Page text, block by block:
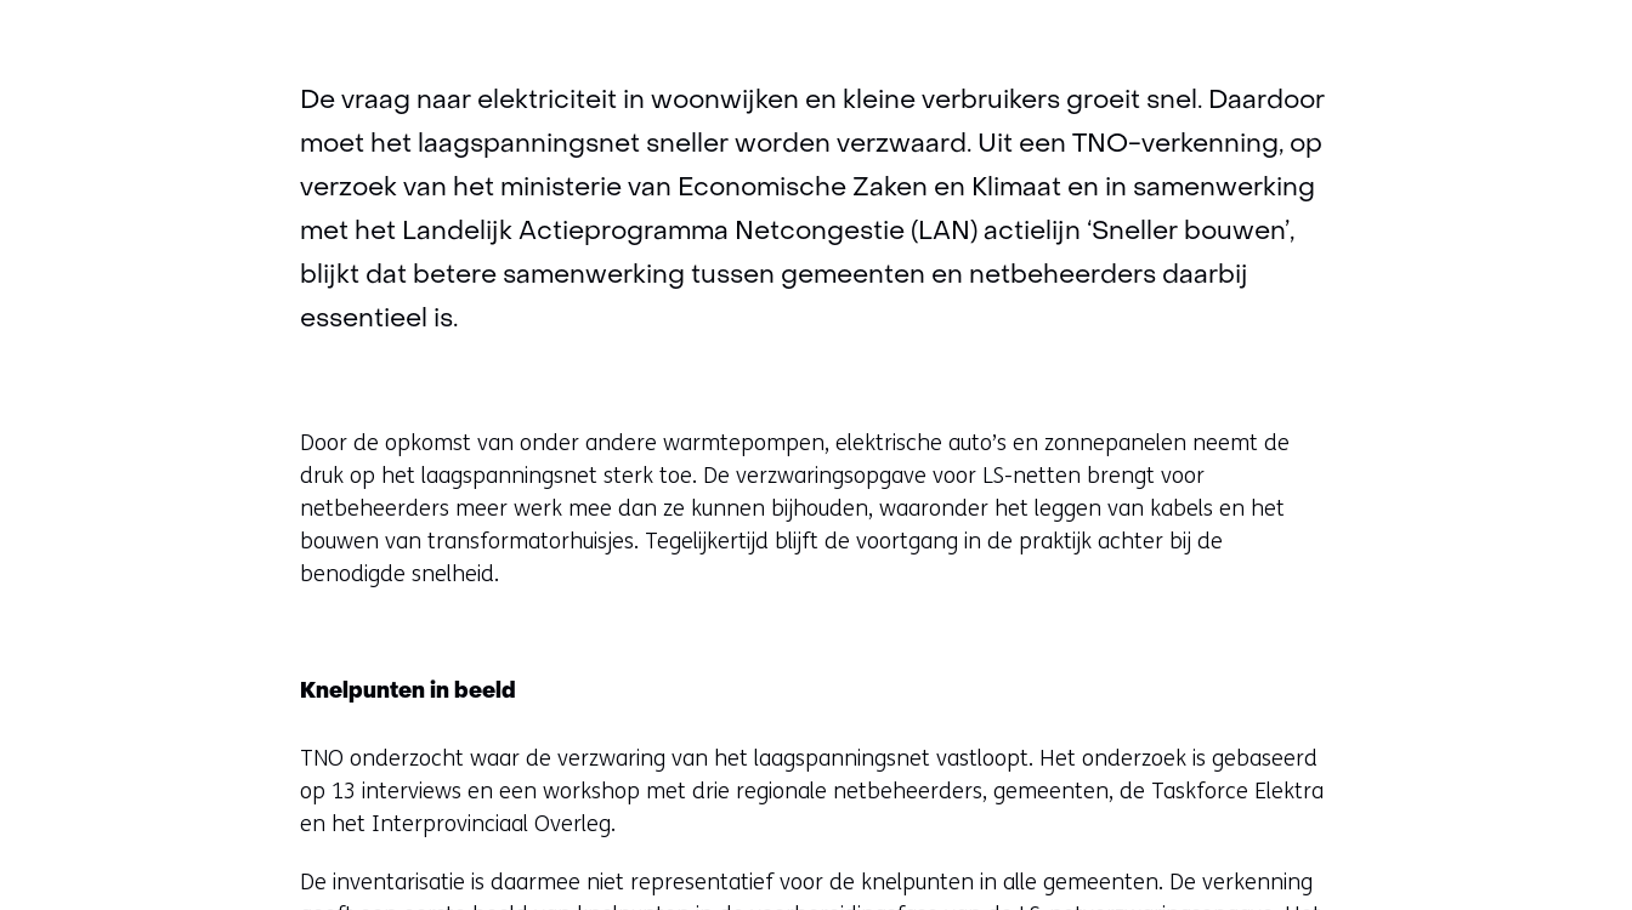
De vraag naar elektriciteit in woonwijken en kleine verbruikers groeit snel. Daardoor
moet het laagspanningsnet sneller worden verzwaard. Uit een TNO-verkenning, op
verzoek van het ministerie van Economische Zaken en Klimaat en in samenwerking
met het Landelijk Actieprogramma Netcongestie (LAN) actielijn ‘Sneller bouwen’,
blijkt dat betere samenwerking tussen gemeenten en netbeheerders daarbij
essentieel is.
Door de opkomst van onder andere warmtepompen, elektrische auto’s en zonnepanelen neemt de
druk op het laagspanningsnet sterk toe. De verzwaringsopgave voor LS-netten brengt voor
netbeheerders meer werk mee dan ze kunnen bijhouden, waaronder het leggen van kabels en het
bouwen van transformatorhuisjes. Tegelijkertijd blijft de voortgang in de praktijk achter bij de
benodigde snelheid.
Knelpunten in beeld
TNO onderzocht waar de verzwaring van het laagspanningsnet vastloopt. Het onderzoek is gebaseerd
op 13 interviews en een workshop met drie regionale netbeheerders, gemeenten, de Taskforce Elektra
en het Interprovinciaal Overleg.
De inventarisatie is daarmee niet representatief voor de knelpunten in alle gemeenten. De verkenning